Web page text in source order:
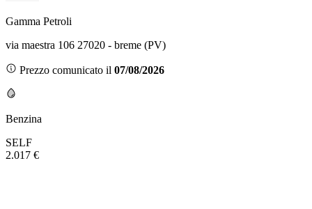
Gamma Petroli
via maestra 106 27020 - breme (PV)
Prezzo comunicato il 07/08/2026
Benzina
SELF
2.017 €